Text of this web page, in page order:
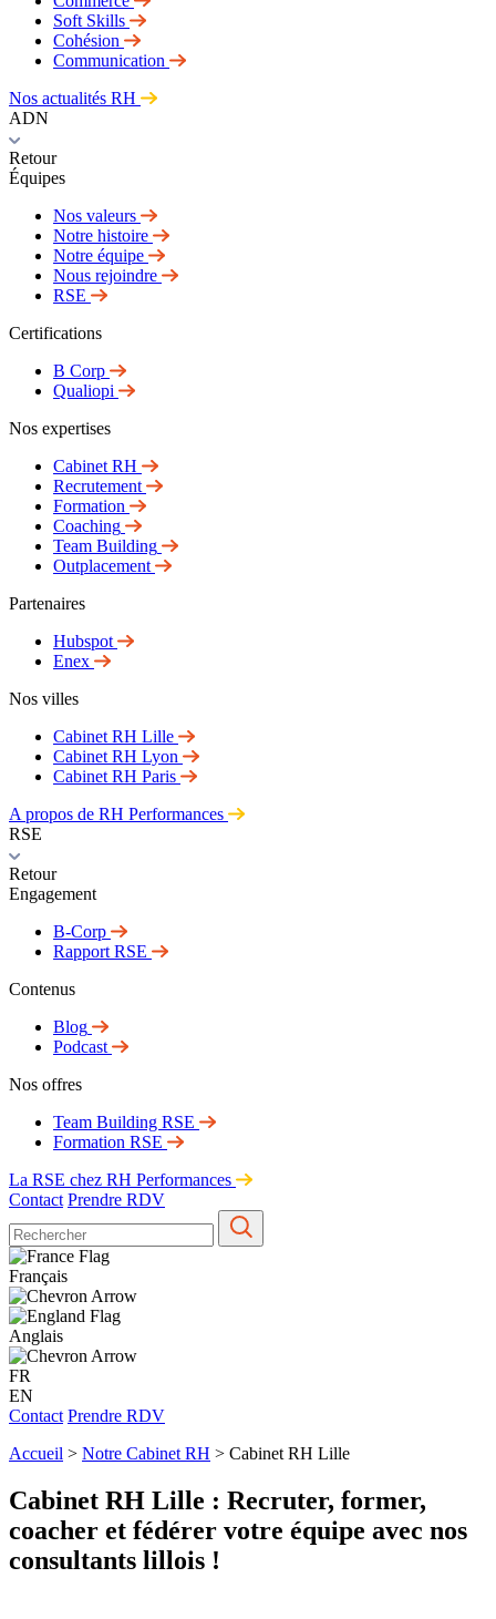
Soft Skills
Cohésion
Communication
Nos actualités RH
ADN
Retour
Équipes
Nos valeurs
Notre histoire
Notre équipe
Nous rejoindre
RSE
Certifications
B Corp
Qualiopi
Nos expertises
Cabinet RH
Recrutement
Formation
Coaching
Team Building
Outplacement
Partenaires
Hubspot
Enex
Nos villes
Cabinet RH Lille
Cabinet RH Lyon
Cabinet RH Paris
A propos de RH Performances
RSE
Retour
Engagement
B-Corp
Rapport RSE
Contenus
Blog
Podcast
Nos offres
Team Building RSE
Formation RSE
La RSE chez RH Performances
Contact Prendre RDV
Français
Anglais
FR
EN
Contact Prendre RDV
Accueil > Notre Cabinet RH > Cabinet RH Lille
Cabinet RH Lille : Recruter, former,
coacher et fédérer votre équipe avec nos
consultants lillois !